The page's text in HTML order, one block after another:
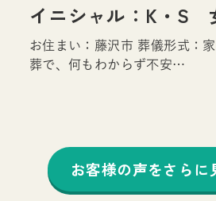
イニシャル：K・S
お住まい：藤沢市 葬儀形式：
葬で、何もわからず不安…
お客様の声をさらに